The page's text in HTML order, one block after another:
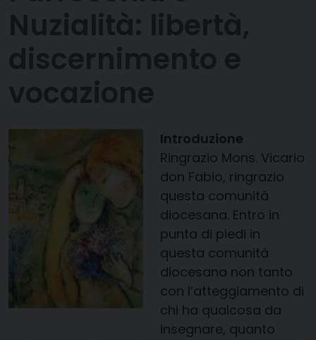
Introduzione
Ringrazio Mons. Vicario
don Fabio, ringrazio
questa comunità
diocesana. Entro in
punta di piedi in
questa comunità
diocesana non tanto
con l’atteggiamento di
chi ha qualcosa da
insegnare, quanto